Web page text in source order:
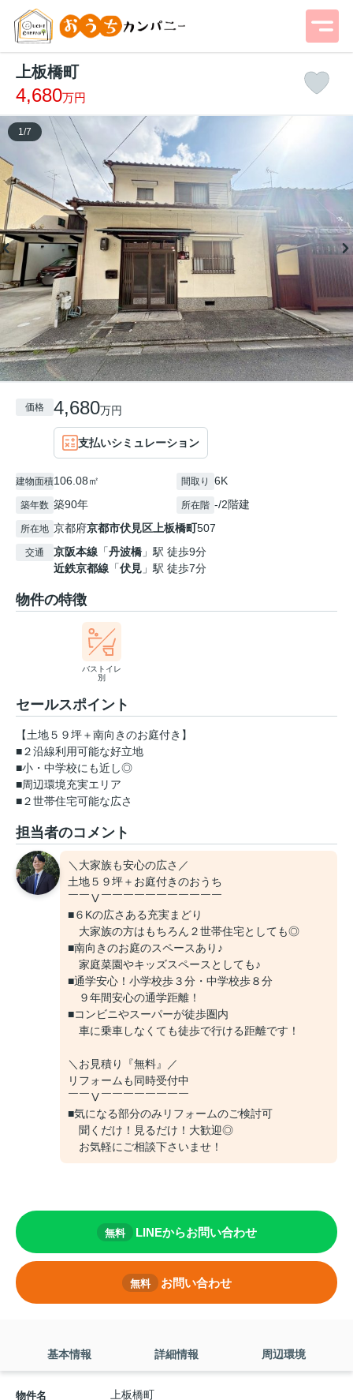
上板橋町
4,680万円
1 /7
価格 4,680万円
支払いシミュレーション
建物面積106.08㎡ 間取り 6K
築年数 築90年 所在階 -/2階建
所在地 京都府京都市伏見区 上板橋町507
交通 京阪本線 「丹波橋 」駅 徒歩9分
近鉄京都線 「伏見 」駅 徒歩7分
物件の特徴
バストイレ
別
セールスポイント
【土地５９坪＋南向きのお庭付き】
■２沿線利用可能な好立地
■小・中学校にも近し◎
■周辺環境充実エリア
■２世帯住宅可能な広さ
担当者のコメント
＼大家族も安心の広さ／
土地５９坪＋お庭付きのおうち
￣￣Ⅴ￣￣￣￣￣￣￣￣￣￣￣
■６Kの広さある充実まどり
大家族の方はもちろん２世帯住宅としても◎
■南向きのお庭のスペースあり♪
家庭菜園やキッズスペースとしても♪
■通学安心！小学校歩３分・中学校歩８分
９年間安心の通学距離！
■コンビニやスーパーが徒歩圏内
車に乗車しなくても徒歩で行ける距離です！
＼お見積り『無料』／
リフォームも同時受付中
￣￣Ⅴ￣￣￣￣￣￣￣￣
■気になる部分のみリフォームのご検討可
聞くだけ！見るだけ！大歓迎◎
お気軽にご相談下さいませ！
無料 LINEからお問い合わせ
無料 お問い合わせ
基本情報 詳細情報 周辺環境
物件名 上板橋町